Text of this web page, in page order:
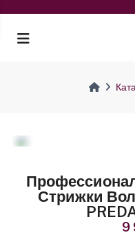
Стрижки
9